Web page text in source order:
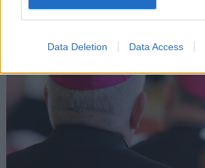
Data Deletion Data Access